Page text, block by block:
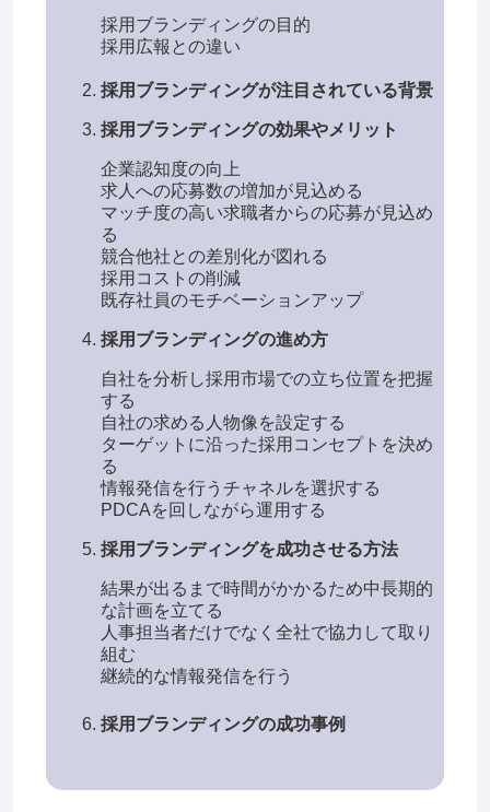
採用ブランディングの目的
採用広報との違い
採用ブランディングが注目されている背景
採用ブランディングの効果やメリット
企業認知度の向上
求人への応募数の増加が見込める
マッチ度の高い求職者からの応募が見込め
る
競合他社との差別化が図れる
採用コストの削減
既存社員のモチベーションアップ
採用ブランディングの進め方
自社を分析し採用市場での立ち位置を把握
する
自社の求める人物像を設定する
ターゲットに沿った採用コンセプトを決め
る
情報発信を行うチャネルを選択する
PDCAを回しながら運用する
採用ブランディングを成功させる方法
結果が出るまで時間がかかるため中長期的
な計画を立てる
人事担当者だけでなく全社で協力して取り
組む
継続的な情報発信を行う
採用ブランディングの成功事例